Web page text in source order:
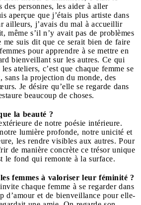
des personnes, les aider à aller
aperçue que j’étais plus artiste dans
ailleurs, j’avais du mal à accueillir
même s’il n’y avait pas de problèmes
me suis dit que ce serait bien de faire
pour apprendre à se mettre en
bienveillant sur les autres. Ce qui
ateliers, c’est que chaque femme se
sans la projection du monde, des
Je désire qu’elle se regarde dans
beaucoup de choses.
la beauté ?
de notre poésie intérieure.
lumière profonde, notre unicité et
les rendre visibles aux autres. Pour
de manière concrète ce trésor unique
le fond qui remonte à la surface.
femmes à valoriser leur féminité ?
chaque femme à se regarder dans
d’amour et de bienveillance pour elle-